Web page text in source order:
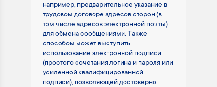
например, предварительное указание в
трудовом договоре адресов сторон (в
том числе адресов электронной почты)
для обмена сообщениями. Также
способом может выступить
использование электронной подписи
(простого сочетания логина и пароля или
усиленной квалифицированной
подписи), позволяющей достоверно